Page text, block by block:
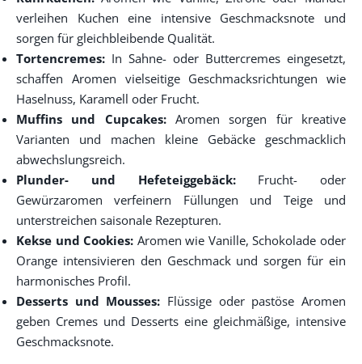
verleihen Kuchen eine intensive Geschmacksnote und
sorgen für gleichbleibende Qualität.
Tortencremes: In Sahne- oder Buttercremes eingesetzt,
schaffen Aromen vielseitige Geschmacksrichtungen wie
Haselnuss, Karamell oder Frucht.
Muffins und Cupcakes:Aromen sorgen für kreative
Varianten und machen kleine Gebäcke geschmacklich
abwechslungsreich.
Plunder- und Hefeteiggebäck:Frucht- oder
Gewürzaromen verfeinern Füllungen und Teige und
unterstreichen saisonale Rezepturen.
Kekse und Cookies: Aromen wie Vanille, Schokolade oder
Orange intensivieren den Geschmack und sorgen für ein
harmonisches Profil.
Desserts und Mousses: Flüssige oder pastöse Aromen
geben Cremes und Desserts eine gleichmäßige, intensive
Geschmacksnote.